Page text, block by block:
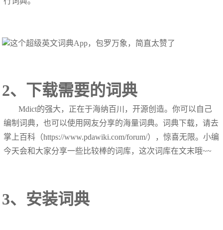
2、下载需要的词典
Mdict的强大，正在于海纳百川，开源创造。你可以自己
编制词典，也可以使用网友分享的海量词典。词典下载，请去
掌上百科（https://www.pdawiki.com/forum/），惊喜无限。小编
今天会和大家分享一些比较棒的词库，这次词库在文末哦~~
3、安装词典